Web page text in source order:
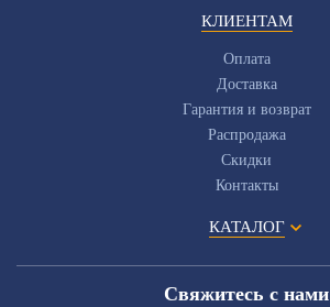
КЛИЕНТАМ
Оплата
Доставка
Гарантия и возврат
Распродажа
Скидки
Контакты
КАТАЛОГ
Свяжитесь с нами